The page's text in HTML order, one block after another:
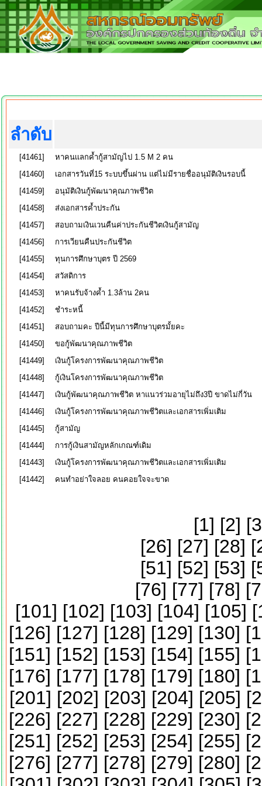
ลำดับ
[41461]
หาคนเเลกค้ำกู้สามัญไป 1.5 M 2 คน
[41460]
เอกสารวันที่15 ระบบขึ้นผ่าน แต่ไม่มีรายชื่ออนุมัติเงินรอบนี้
[41459]
อนุมัติเงินกู้พัฒนาคุณภาพชีวิต
[41458]
ส่งเอกสารค้ำประกัน
[41457]
สอบถามเงินเวนคืนค่าประกันชีวิตเงินกู้สามัญ
[41456]
การเวียนคืนประกันชีวิต
[41455]
ทุนการศึกษาบุตร ปี 2569
[41454]
สวัสดิการ
[41453]
หาคนรับจ้างค้ำ 1.3ล้าน 2คน
[41452]
ชำระหนี้
[41451]
สอบถามคะ ปีนี้มีทุนการศึกษาบุตรมั้ยคะ
[41450]
ขอกู้พัฒนาคุณภาพชีวิต
[41449]
เงินกู้โครงการพัฒนาคุณภาพชีวิต
[41448]
กู้เงินโครงการพัฒนาคุณภาพชีวิต
[41447]
เงินกู้พัฒนาคุณภาพชีวิต หาแนวร่วมอายุไม่ถึง3ปี ขาดไม่กี่วัน
[41446]
เงินกู้โครงการพัฒนาคุณภาพชีวิตและเอกสารเพิ่มเติม
[41445]
กู้สามัญ
[41444]
การกู้เงินสามัญหลักเกณฑ์เดิม
[41443]
เงินกู้โครงการพัฒนาคุณภาพชีวิตและเอกสารเพิ่มเติม
[41442]
คนทำอย่าใจลอย​ คนคอยใจจะขาด
[1] [2] [3
[26] [27] [28] [
[51] [52] [53] [
[76] [77] [78] [
[101] [102] [103] [104] [105] [
[126] [127] [128] [129] [130] [
[151] [152] [153] [154] [155] [
[176] [177] [178] [179] [180] [
[201] [202] [203] [204] [205] [
[226] [227] [228] [229] [230] [
[251] [252] [253] [254] [255] [
[276] [277] [278] [279] [280] [